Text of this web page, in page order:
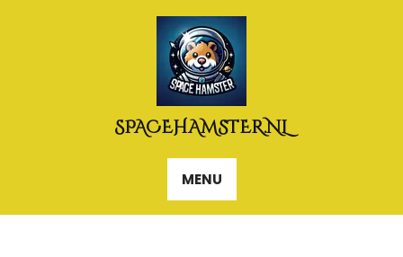
SPACEHAMSTER.NL
MENU